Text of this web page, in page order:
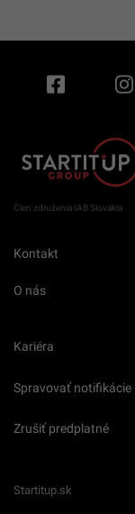
Člen združenia IAB Slovakia
Kontakt
O nás
Kariéra
Spravovať notifikácie
Zrušiť predplatné
Startitup.sk